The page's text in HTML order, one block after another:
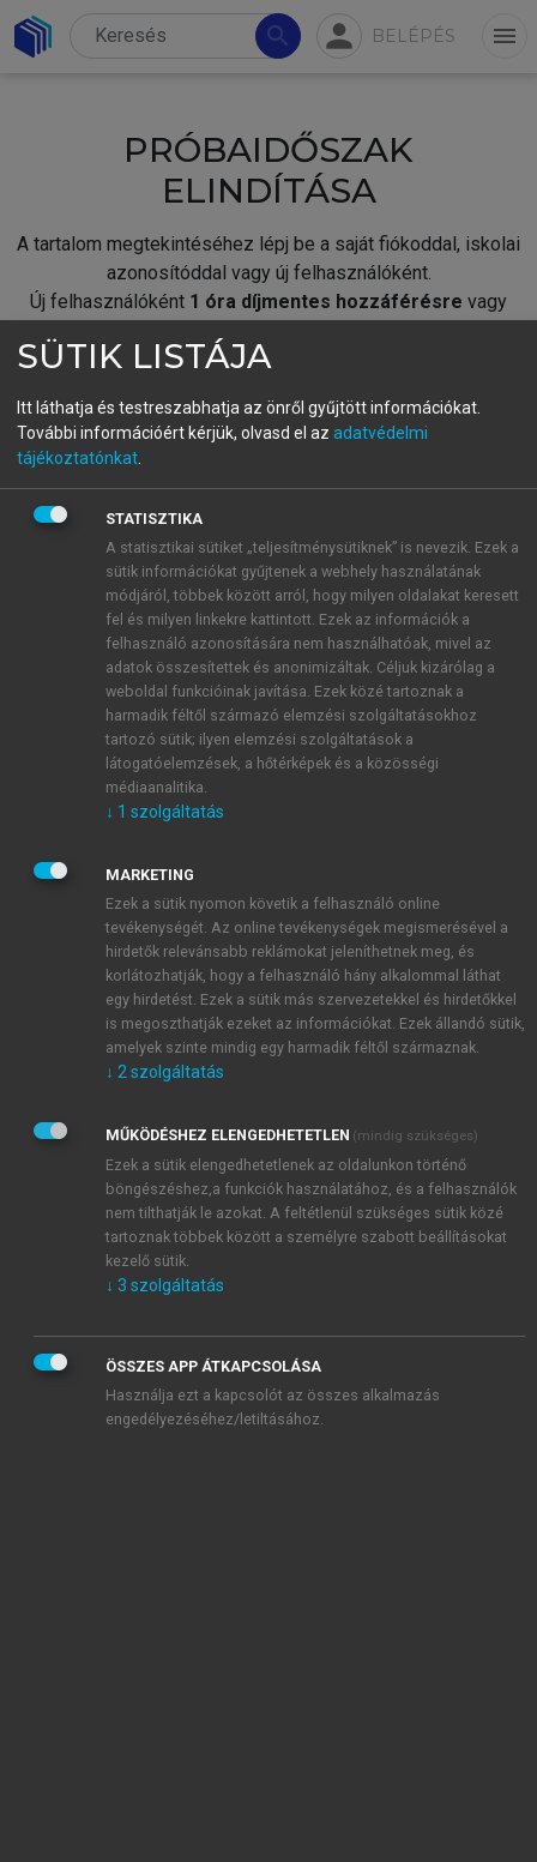
search person BELÉPÉS menu
PRÓBAIDŐSZAK
ELINDÍTÁSA
A tartalom megtekintéséhez lépj be a saját fiókoddal, iskolai
azonosítóddal vagy új felhasználóként.
Új felhasználóként 1 óra díjmentes hozzáférésre vagy
fiókoddal,vagy hozz létre új fiókot.
A regisztráció után apróbaidőszakautomatikusan
BELÉPÉS SAJÁT FIÓKKAL
ÚJ FIÓK LÉTREHOZÁSA
1 óra díjmentes hozzáférés
E-MAIL-CÍM
JELSZÓ
JELSZÓ ÚJRA
Kérek értesítést a MeRSZ újdonságairól, akcióiról.
Kérek értesítést az Akadémiai Kiadó Zrt. újdonságairól,
Adatkezelési tájékoztatóbanfoglaltakat tudomásul
veszem és elfogadom.
Általános vásárlási feltételeket, valamint a szotar.netés a
mersz.huoldalak licencszerződéseiben foglaltakat
tudomásul veszem és elfogadom.
KIPRÓBÁLOM
SÜTIK LISTÁJA
Itt láthatja és testreszabhatja az önről gyűjtött információkat.
További információért kérjük, olvasd el az adatvédelmi
tájékoztatónkat
STATISZTIKA
A statisztikai sütiket „teljesítménysütiknek” is nevezik. Ezek a
sütik információkat gyűjtenek a webhely használatának
módjáról, többek között arról, hogy milyen oldalakat keresett
fel és milyen linkekre kattintott. Ezek az információk a
felhasználó azonosítására nem használhatóak, mivel az
adatok összesítettek és anonimizáltak. Céljuk kizárólag a
weboldal funkcióinak javítása. Ezek közé tartoznak a
harmadik féltől származó elemzési szolgáltatásokhoz
tartozó sütik; ilyen elemzési szolgáltatások a
látogatóelemzések, a hőtérképek és a közösségi
médiaanalitika.
↓ 1 szolgáltatás
MARKETING
Ezek a sütik nyomon követik a felhasználó online
tevékenységét. Az online tevékenységek megismerésével a
hirdetők relevánsabb reklámokat jeleníthetnek meg, és
korlátozhatják, hogy a felhasználó hány alkalommal láthat
egy hirdetést. Ezek a sütik más szervezetekkel és hirdetőkkel
is megoszthatják ezeket az információkat. Ezek állandó sütik,
amelyek szinte mindig egy harmadik féltől származnak.
↓ 2 szolgáltatás
MŰKÖDÉSHEZ ELENGEDHETETLEN (mindig szükséges)
Ezek a sütik elengedhetetlenek az oldalunkon történő
böngészéshez,a funkciók használatához, és a felhasználók
nem tilthatják le azokat. A feltétlenül szükséges sütik közé
tartoznak többek között a személyre szabott beállításokat
kezelő sütik.
↓ 3 szolgáltatás
ÖSSZES APP ÁTKAPCSOLÁSA
Használja ezt a kapcsolót az összes alkalmazás
engedélyezéséhez/letiltásához.